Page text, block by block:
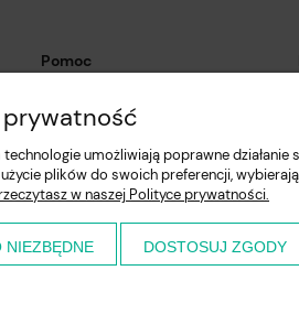
Pomoc
Polityka prywatności
Zwroty i reklamacje
prywatność
umożliwiają poprawne
plików do swoich preferencji,
w naszej Polityce prywatności.
NIEZBĘDNE DOSTOSUJ ZGODY